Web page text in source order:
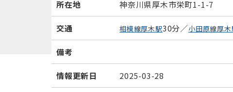
所在地 神奈川県厚木市栄町1-1-7
交通 相模線厚木駅30分／小田原線厚木
備考
情報更新日 2025-03-28